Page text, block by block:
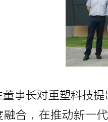
事长对重塑科技
融合，在推动新一